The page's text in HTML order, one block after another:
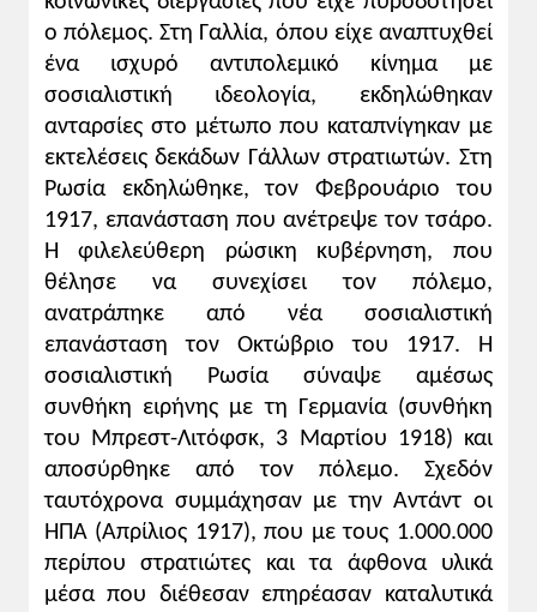
ο πόλεμος. Στη Γαλλία, όπου είχε αναπτυχθεί
ένα ισχυρό αντιπολεμικό κίνημα με
σοσιαλιστική ιδεολογία, εκδηλώθηκαν
ανταρσίες στο μέτωπο που καταπνίγηκαν με
εκτελέσεις δεκάδων Γάλλων στρατιωτών. Στη
Ρωσία εκδηλώθηκε, τον Φεβρουάριο του
1917, επανάσταση που ανέτρεψε τον τσάρο.
Η φιλελεύθερη ρώσικη κυβέρνηση, που
θέλησε να συνεχίσει τον πόλεμο,
ανατράπηκε από νέα σοσιαλιστική
επανάσταση τον Οκτώβριο του 1917. Η
σοσιαλιστική Ρωσία σύναψε αμέσως
συνθήκη ειρήνης με τη Γερμανία (συνθήκη
του Μπρεστ-Λιτόφσκ, 3 Μαρτίου 1918) και
αποσύρθηκε από τον πόλεμο. Σχεδόν
ταυτόχρονα συμμάχησαν με την Αντάντ οι
ΗΠΑ (Απρίλιος 1917), που με τους 1.000.000
περίπου στρατιώτες και τα άφθονα υλικά
μέσα που διέθεσαν επηρέασαν καταλυτικά